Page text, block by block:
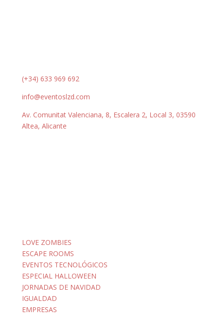
(+34) 633 969 692
info@eventoslzd.com
Av. Comunitat Valenciana, 8, Escalera 2, Local 3, 03590
Altea, Alicante
LOVE ZOMBIES
ESCAPE ROOMS
EVENTOS TECNOLÓGICOS
ESPECIAL HALLOWEEN
JORNADAS DE NAVIDAD
IGUALDAD
EMPRESAS